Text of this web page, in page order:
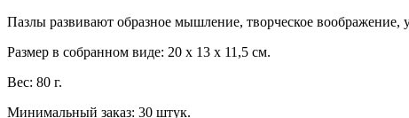
Пазлы развивают образное мышление, творческое воображение,
Размер в собранном виде: 20 х 13 х 11,5 см.
Вес: 80 г.
Минимальный заказ: 30 штук.